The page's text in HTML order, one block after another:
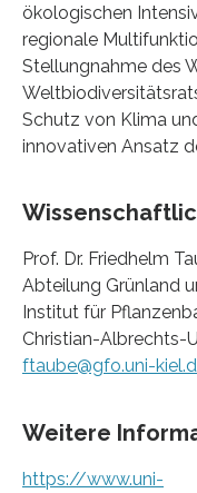
ökologischen
regionale
Stellungnahme des
Schutz von Klima
innovativen Ansatz
Prof. Dr. Friedhelm
Abteilung Grünland
Institut für
Christian-Albrechts-
ftaube@gfo.uni-
Weitere
https://www.uni-